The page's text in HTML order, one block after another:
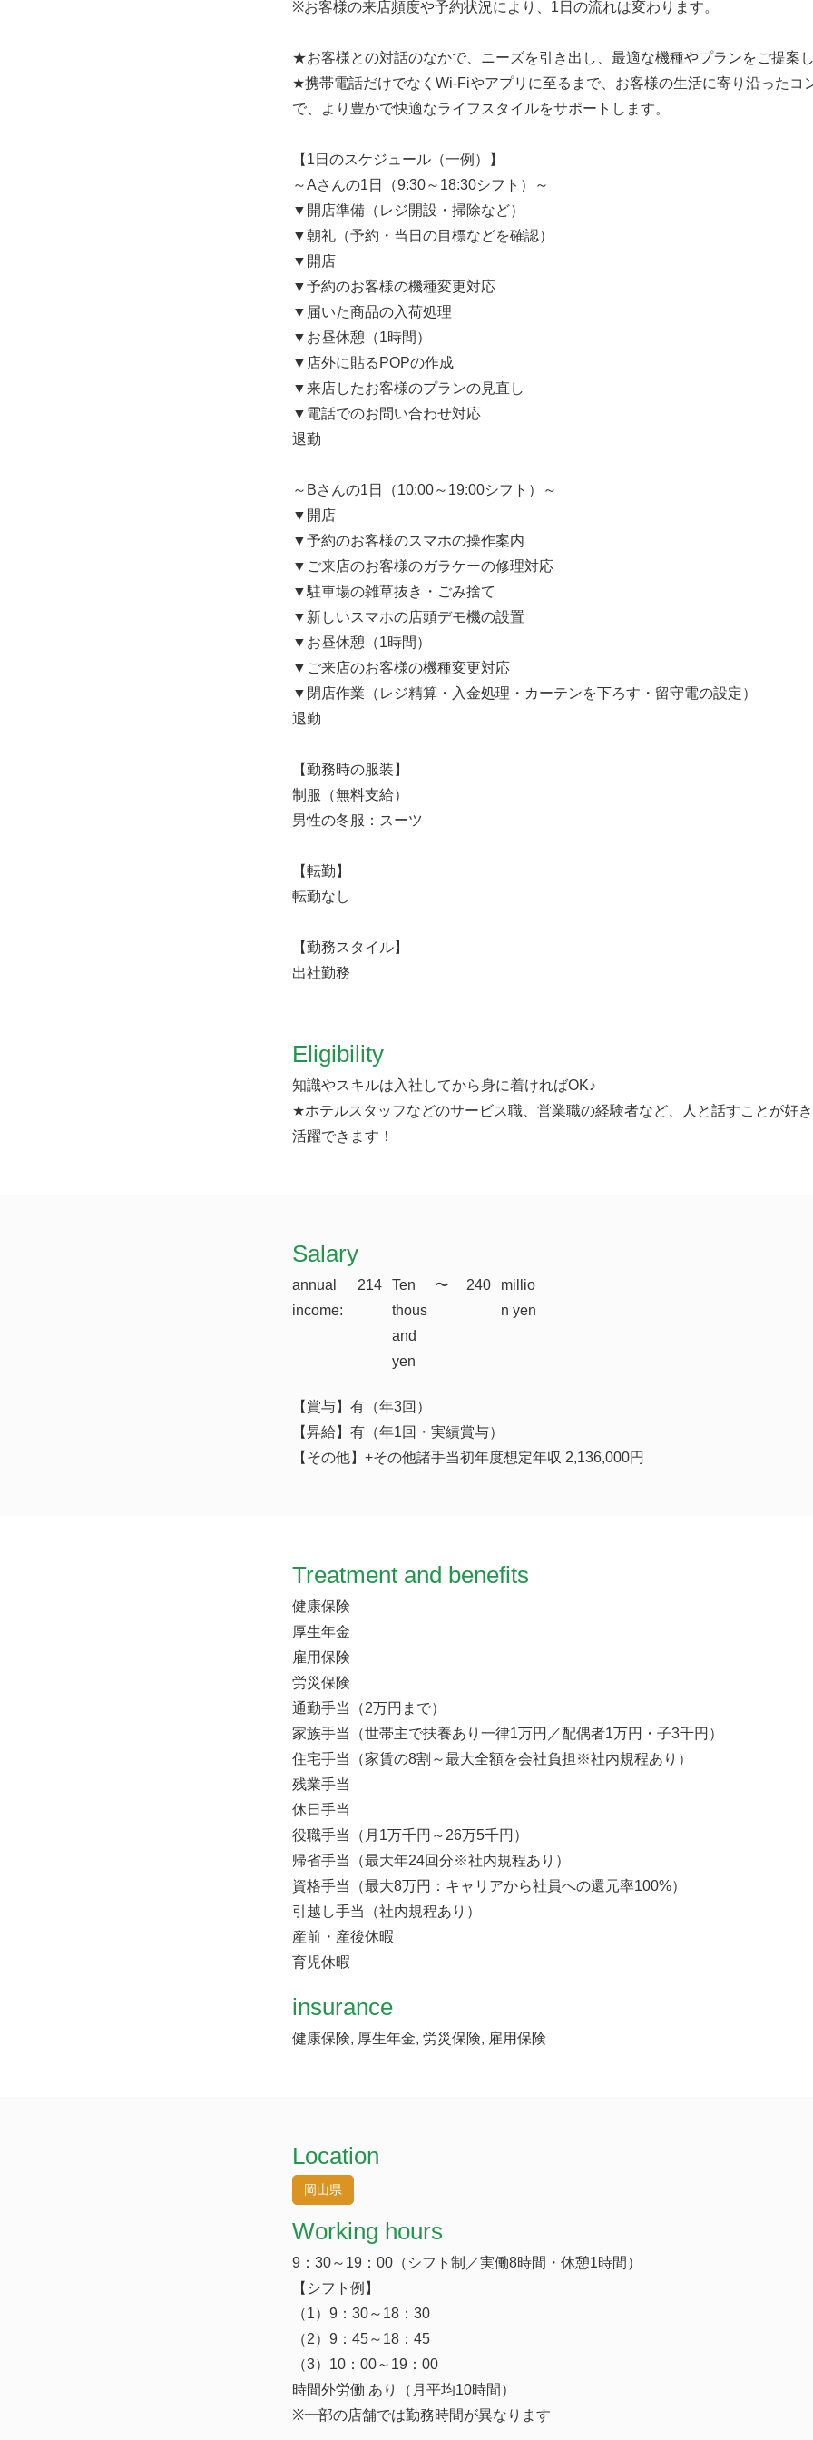
※お客様の来店頻度や予約状況により、1日の流れは変わります。
★お客様との対話のなかで、ニーズを引き出し、最適な機種やプランをご提案し
★携帯電話だけでなくWi-Fiやアプリに至るまで、お客様の生活に寄り沿ったコ
で、より豊かで快適なライフスタイルをサポートします。
【1日のスケジュール（一例）】
～Aさんの1日（9:30～18:30シフト）～
▼開店準備（レジ開設・掃除など）
▼朝礼（予約・当日の目標などを確認）
▼開店
▼予約のお客様の機種変更対応
▼届いた商品の入荷処理
▼お昼休憩（1時間）
▼店外に貼るPOPの作成
▼来店したお客様のプランの見直し
▼電話でのお問い合わせ対応
退勤
～Bさんの1日（10:00～19:00シフト）～
▼開店
▼予約のお客様のスマホの操作案内
▼ご来店のお客様のガラケーの修理対応
▼駐車場の雑草抜き・ごみ捨て
▼新しいスマホの店頭デモ機の設置
▼お昼休憩（1時間）
▼ご来店のお客様の機種変更対応
▼閉店作業（レジ精算・入金処理・カーテンを下ろす・留守電の設定）
退勤
【勤務時の服装】
制服（無料支給）
男性の冬服：スーツ
【転勤】
転勤なし
【勤務スタイル】
出社勤務
Eligibility
知識やスキルは入社してから身に着ければOK♪
★ホテルスタッフなどのサービス職、営業職の経験者など、人と話すことが好
活躍できます！
​Salary
annual
income:
214
Ten
thous
and
yen
​〜 240
millio
n yen
【賞与】有（年3回）
【昇給】有（年1回・実績賞与）
【その他】+その他諸手当初年度想定年収 2,136,000円
Treatment and benefits
健康保険
厚生年金
雇用保険
労災保険
通勤手当（2万円まで）
家族手当（世帯主で扶養あり一律1万円／配偶者1万円・子3千円）
住宅手当（家賃の8割～最大全額を会社負担※社内規程あり）
残業手当
休日手当
役職手当（月1万千円～26万5千円）
帰省手当（最大年24回分※社内規程あり）
資格手当（最大8万円：キャリアから社員への還元率100%）
引越し手当（社内規程あり）
産前・産後休暇
育児休暇
insurance
健康保険, 厚生年金, 労災保険, 雇用保険
Location
岡山県
Working hours
9：30～19：00（シフト制／実働8時間・休憩1時間）
【シフト例】
（1）9：30～18：30
（2）9：45～18：45
（3）10：00～19：00
時間外労働 あり（月平均10時間）
※一部の店舗では勤務時間が異なります